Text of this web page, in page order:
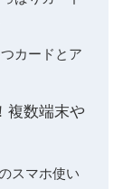
カードとア
複数端末や
スマホ使い